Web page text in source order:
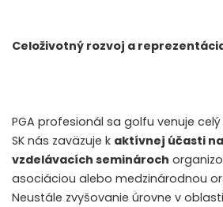
Celoživotný rozvoj a
PGA profesionál sa golfu venuje celý
SK nás zaväzuje k aktívnej účasti
vzdelávacích seminároch
asociáciou alebo medzinárodnou
Neustále zvyšovanie úrovne v